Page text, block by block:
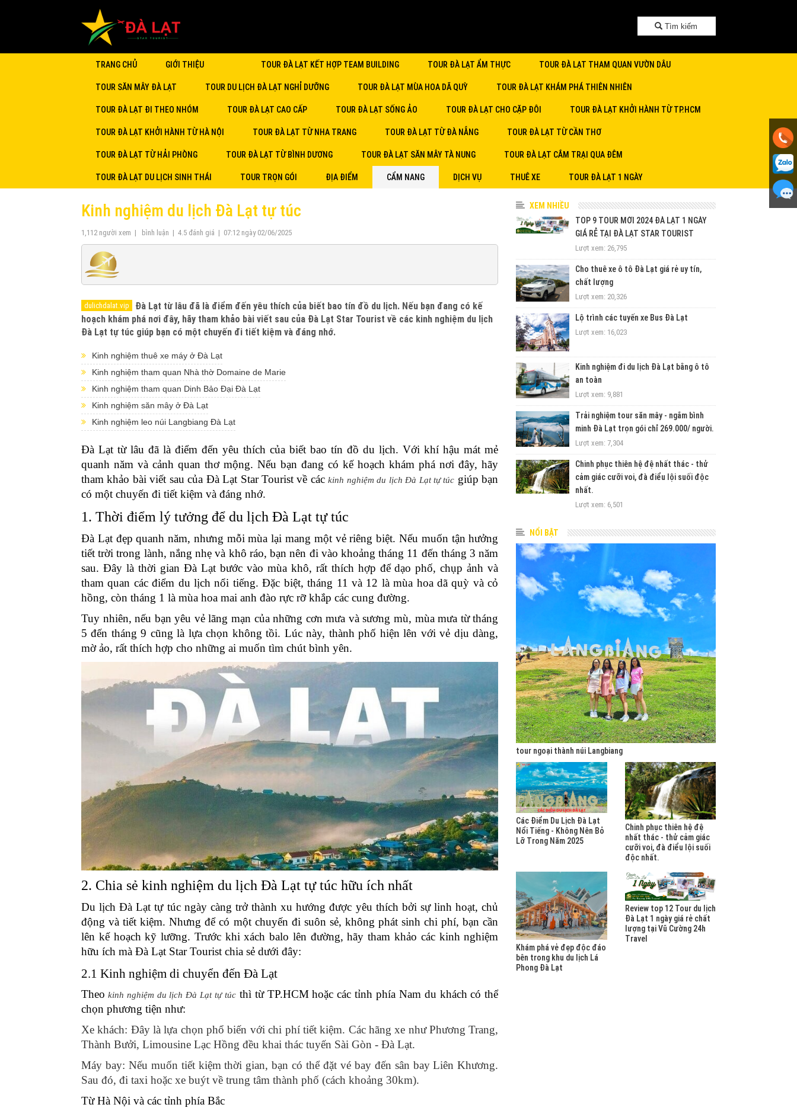
Tìm kiếm
TRANG CHỦ GIỚI THIỆU TOUR ĐÀ LẠT KẾT HỢP TEAM BUILDING TOUR ĐÀ LẠT ẨM THỰC TOUR ĐÀ LẠT THAM QUAN VƯỜN DÂU
TOUR SĂN MÂY ĐÀ LẠT TOUR DU LỊCH ĐÀ LẠT NGHỈ DƯỠNG TOUR ĐÀ LẠT MÙA HOA DÃ QUỲ TOUR ĐÀ LẠT KHÁM PHÁ THIÊN NHIÊN
TOUR ĐÀ LẠT ĐI THEO NHÓM TOUR ĐÀ LẠT CAO CẤP TOUR ĐÀ LẠT SỐNG ẢO TOUR ĐÀ LẠT CHO CẶP ĐÔI TOUR ĐÀ LẠT KHỞI HÀNH TỪ TP.HCM
TOUR ĐÀ LẠT KHỞI HÀNH TỪ HÀ NỘI TOUR ĐÀ LẠT TỪ NHA TRANG TOUR ĐÀ LẠT TỪ ĐÀ NẴNG TOUR ĐÀ LẠT TỪ CẦN THƠ
TOUR ĐÀ LẠT TỪ HẢI PHÒNG TOUR ĐÀ LẠT TỪ BÌNH DƯƠNG TOUR ĐÀ LẠT SĂN MÂY TÀ NUNG TOUR ĐÀ LẠT CẮM TRẠI QUA ĐÊM
TOUR ĐÀ LẠT DU LỊCH SINH THÁI TOUR TRỌN GÓI ĐỊA ĐIỂM CẨM NANG DỊCH VỤ THUÊ XE TOUR ĐÀ LẠT 1 NGÀY
Kinh nghiệm du lịch Đà Lạt tự túc
1,112người xem | bình luận | 4.5 đánh giá | 07:12 ngày 02/06/2025
Đà Lạt từ lâu đã là điểm đến yêu thích của biết bao tín đồ du lịch. Nếu bạn đang có kế
hoạch khám phá nơi đây, hãy tham khảo bài viết sau của Đà Lạt Star Tourist về các kinh nghiệm du lịch
Đà Lạt tự túc giúp bạn có một chuyến đi tiết kiệm và đáng nhớ.
Kinh nghiệm thuê xe máy ở Đà Lạt
Kinh nghiệm tham quan Nhà thờ Domaine de Marie
Kinh nghiệm tham quan Dinh Bảo Đại Đà Lạt
Kinh nghiệm săn mây ở Đà Lạt
Kinh nghiệm leo núi Langbiang Đà Lạt
Đà Lạt từ lâu đã là điểm đến yêu thích của biết bao tín đồ du lịch. Với khí hậu mát mẻ
quanh năm và cảnh quan thơ mộng. Nếu bạn đang có kế hoạch khám phá nơi đây, hãy
tham khảo bài viết sau của Đà Lạt Star Tourist về cáckinh nghiệm du lịch Đà Lạt tự túc giúp bạn
có một chuyến đi tiết kiệm và đáng nhớ.
1. Thời điểm lý tưởng để du lịch Đà Lạt tự túc
Đà Lạt đẹp quanh năm, nhưng mỗi mùa lại mang một vẻ riêng biệt. Nếu muốn tận hưởng
tiết trời trong lành, nắng nhẹ và khô ráo, bạn nên đi vào khoảng tháng 11 đến tháng 3 năm
sau. Đây là thời gian Đà Lạt bước vào mùa khô, rất thích hợp để dạo phố, chụp ảnh và
tham quan các điểm du lịch nổi tiếng. Đặc biệt, tháng 11 và 12 là mùa hoa dã quỳ và cỏ
hồng, còn tháng 1 là mùa hoa mai anh đào rực rỡ khắp các cung đường.
Tuy nhiên, nếu bạn yêu vẻ lãng mạn của những cơn mưa và sương mù, mùa mưa từ tháng
5 đến tháng 9 cũng là lựa chọn không tồi. Lúc này, thành phố hiện lên với vẻ dịu dàng,
mờ ảo, rất thích hợp cho những ai muốn tìm chút bình yên.
2. Chia sẻ kinh nghiệm du lịch Đà Lạt tự túc hữu ích nhất
Du lịch Đà Lạt tự túc ngày càng trở thành xu hướng được yêu thích bởi sự linh hoạt, chủ
động và tiết kiệm. Nhưng để có một chuyến đi suôn sẻ, không phát sinh chi phí, bạn cần
lên kế hoạch kỹ lưỡng. Trước khi xách balo lên đường, hãy tham khảo các kinh nghiệm
hữu ích mà Đà Lạt Star Tourist chia sẻ dưới đây:
2.1 Kinh nghiệm di chuyển đến Đà Lạt
Theo kinh nghiệm du lịch Đà Lạt tự túcthì từ TP.HCM hoặc các tỉnh phía Nam du khách có thể
chọn phương tiện như:
Xe khách: Đây là lựa chọn phổ biến với chi phí tiết kiệm. Các hãng xe như Phương Trang,
Thành Bưởi, Limousine Lạc Hồng đều khai thác tuyến Sài Gòn - Đà Lạt.
Máy bay: Nếu muốn tiết kiệm thời gian, bạn có thể đặt vé bay đến sân bay Liên Khương.
Sau đó, đi taxi hoặc xe buýt về trung tâm thành phố (cách khoảng 30km).
Từ Hà Nội và các tỉnh phía Bắc
XEM NHIỀU
TOP 9 TOUR MỚI 2024 ĐÀ LẠT 1 NGÀY
GIÁ RẺ TẠI ĐÀ LẠT STAR TOURIST
Lượt xem: 26,795
Cho thuê xe ô tô Đà Lạt giá rẻ uy tín,
chất lượng
Lượt xem: 20,326
Lộ trình các tuyến xe Bus Đà Lạt
Lượt xem: 16,023
Kinh nghiệm đi du lịch Đà Lạt bằng ô tô
an toàn
Lượt xem: 9,881
Trải nghiệm tour săn mây - ngắm bình
minh Đà Lạt trọn gói chỉ 269.000/ người.
Lượt xem: 7,304
Chinh phục thiên hệ đệ nhất thác - thử
cảm giác cưỡi voi, đà điểu lội suối độc
nhất.
Lượt xem: 6,501
NỔI BẬT
tour ngoại thành núi Langbiang
Các Điểm Du Lịch Đà Lạt
Nổi Tiếng - Không Nên Bỏ
Lỡ Trong Năm 2025
Chinh phục thiên hệ đệ
nhất thác - thử cảm giác
cưỡi voi, đà điểu lội suối
độc nhất.
Khám phá vẻ đẹp độc đáo
bên trong khu du lịch Lá
Phong Đà Lạt
Review top 12 Tour du lịch
Đà Lạt 1 ngày giá rẻ chất
lượng tại Vũ Cường 24h
Travel